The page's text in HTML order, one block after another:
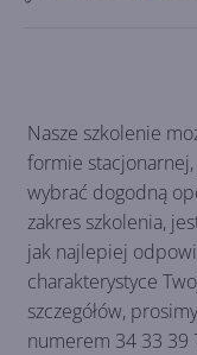
Nasze szkolenie
formie
wybrać dogodną
zakres szkolenia,
jak najlepiej
charakterystyce
szczegółów,
numerem 34 33 39